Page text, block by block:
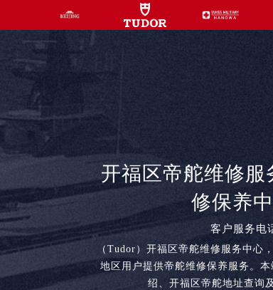
开福区帝舵维修
修保养
客户服务电
（Tudor）开福区帝舵维修服务中心
地区用户提供帝舵维修保养服务。
绍、开福区帝舵地址查询